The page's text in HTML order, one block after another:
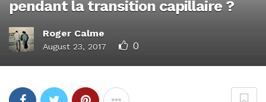
pendant la transition capillaire ?
Roger Calme
August 23, 2017 0